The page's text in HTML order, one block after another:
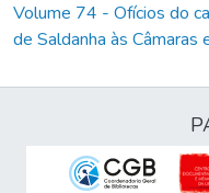
Volume 74 - Ofícios do
de Saldanha às